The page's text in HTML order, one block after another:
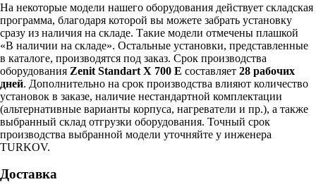
На некоторые модели нашего оборудования действует складская
программа, благодаря которой вы можете забрать установку
сразу из наличия на складе. Такие модели отмечены плашкой
«В наличии на складе». Остальные установки, представленные
в каталоге, производятся под заказ. Срок производства
оборудования Zenit Standart X 700 E составляет 28 рабочих
дней. Дополнительно на срок производства влияют количество
установок в заказе, наличие нестандартной комплектации
(альтернативные варианты корпуса, нагреватели и пр.), а также
выбранный склад отгрузки оборудования. Точный срок
производства выбранной модели уточняйте у инженера
TURKOV.
Доставка